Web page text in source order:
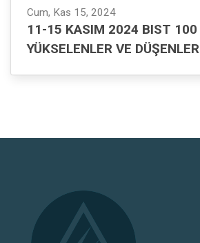
Cum, Kas 15, 2024
11-15 KASIM 2024 BIST 100
YÜKSELENLER VE DÜŞENLER